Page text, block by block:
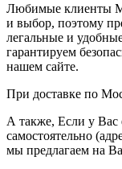
Любимые клиенты
и выбор, поэтому
легальные и
гарантируем
нашем сайте.
При доставке по
А также, Если у Вас
самостоятельно
мы предлагаем на